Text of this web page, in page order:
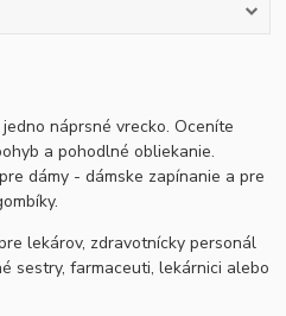
náprsné vrecko. Oceníte
a pohodlné obliekanie.
dámy - dámske zapínanie a pre
lekárov, zdravotnícky personál
sestry, farmaceuti, lekárnici alebo